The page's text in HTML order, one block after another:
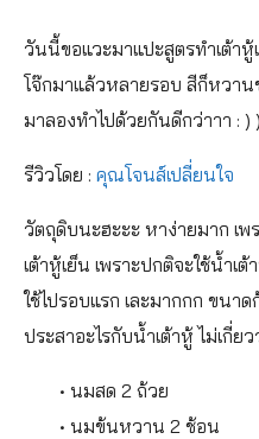
วันนี้ขอแวะมาแปะสูตรทำเต้าหู้
โจ๊กมาแล้วหลายรอบ สีก็หวา
มาลองทำไปด้วยกันดีกว่าาา : )
รีวิวโดย : คุณโจนส์เปลี่ยนใจ
วัตถุดิบนะฮะะะ หาง่ายมาก เพ
เต้าหู้เย็น เพราะปกติจะใช้น้ำเ
ใช้ไปรอบแรก เละมากกก ขน
ประสาอะไรกับน้ำเต้าหู้ ไม่เกี่ยว
• นมสด 2 ถ้วย
• นมข้นหวาน 2 ช้อน